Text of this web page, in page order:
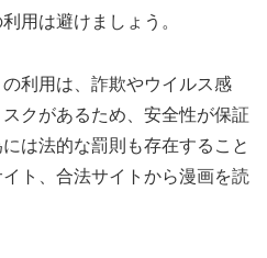
用は避けましょう。
利用は、詐欺やウイルス感
クがあるため、安全性が保証
は法的な罰則も存在すること
ト、合法サイトから漫画を読